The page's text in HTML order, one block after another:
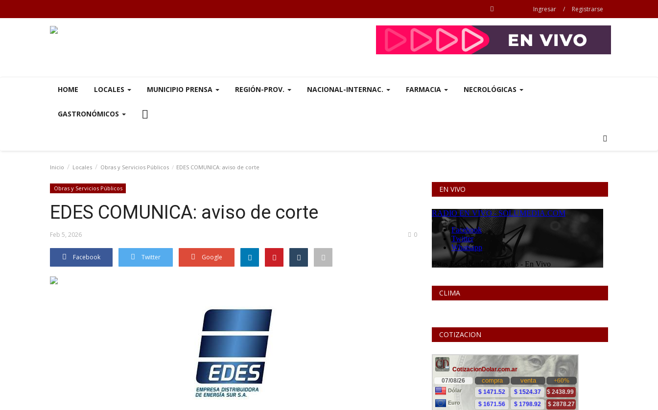
Ingresar / Registrarse
HOME LOCALES MUNICIPIO PRENSA REGIÓN-PROV. NACIONAL-INTERNAC. FARMACIA NECROLÓGICAS
GASTRONÓMICOS
Inicio Locales Obras y Servicios Públicos EDES COMUNICA: aviso de corte
Obras y Servicios Públicos
EDES COMUNICA: aviso de corte
Feb 5, 2026 0
Facebook Twitter Google
EN VIVO
CLIMA
COTIZACION